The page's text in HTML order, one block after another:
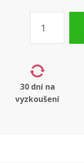
30 dní na
vyzkoušení